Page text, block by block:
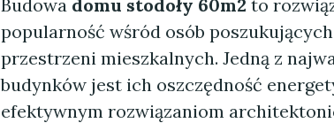
Budowa domu stodoły 60m2 to
popularność wśród osób
przestrzeni mieszkalnych. Jedną z
budynków jest ich oszczędność
efektywnym rozwiązaniom